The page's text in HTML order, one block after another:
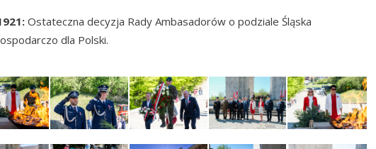
Ostateczna decyzja Rady Ambasadorów o podziale Śląska
dla Polski.